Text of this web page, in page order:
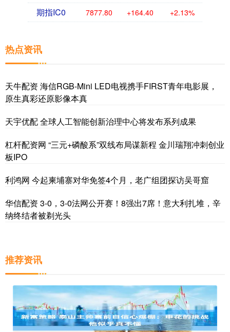
期指IC0 7877.80 +164.40 +2.13%
热点资讯
天牛配资 海信RGB-Mini LED电视携手FIRST青年电影展，
原生真彩还原影像本真
天宇优配 全球人工智能创新治理中心将发布系列成果
杠杆配资网 “三元+磷酸系”双线布局谋新程 金川瑞翔冲刺创业
板IPO
利鸿网 今起柬埔寨对华免签4个月，老广组团探访吴哥窟
华信配资 3-0，3-0法网公开赛！8强出7席！意大利扎堆，辛
纳终结者被剃光头
推荐资讯